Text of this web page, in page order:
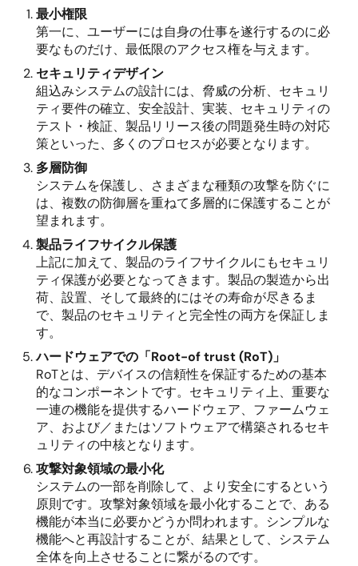
最小権限
第一に、ユーザーには自身の仕事を遂行するのに必
要なものだけ、最低限のアクセス権を与えます。
セキュリティデザイン
組込みシステムの設計には、脅威の分析、セキュリ
ティ要件の確立、安全設計、実装、セキュリティの
テスト・検証、製品リリース後の問題発生時の対応
策といった、多くのプロセスが必要となります。
多層防御
システムを保護し、さまざまな種類の攻撃を防ぐに
は、複数の防御層を重ねて多層的に保護することが
望まれます。
製品ライフサイクル保護
上記に加えて、製品のライフサイクルにもセキュリ
ティ保護が必要となってきます。製品の製造から出
荷、設置、そして最終的にはその寿命が尽きるま
で、製品のセキュリティと完全性の両方を保証しま
す。
ハードウェアでの「Root-of trust (RoT)」
RoTとは、デバイスの信頼性を保証するための基本
的なコンポーネントです。セキュリティ上、重要な
一連の機能を提供するハードウェア、ファームウェ
ア、および／またはソフトウェアで構築されるセキ
ュリティの中核となります。
攻撃対象領域の最小化
システムの一部を削除して、より安全にするという
原則です。攻撃対象領域を最小化することで、ある
機能が本当に必要かどうか問われます。シンプルな
機能へと再設計することが、結果として、システム
全体を向上させることに繋がるのです。